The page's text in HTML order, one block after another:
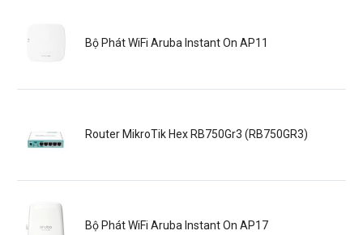
Bộ Phát WiFi Aruba Instant On AP11
Router MikroTik Hex RB750Gr3 (RB750GR3)
Bộ Phát WiFi Aruba Instant On AP17